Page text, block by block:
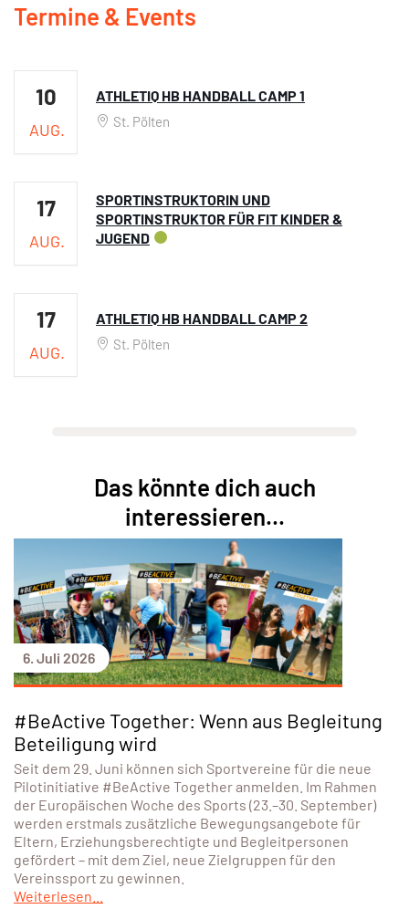
Termine & Events
10
AUG.
ATHLETIQ HB HANDBALL CAMP 1
St. Pölten
17
AUG.
SPORTINSTRUKTORIN UND
SPORTINSTRUKTOR FÜR FIT KINDER &
JUGEND
17
AUG.
ATHLETIQ HB HANDBALL CAMP 2
St. Pölten
Das könnte dich auch
interessieren...
6. Juli 2026
#BeActive Together: Wenn aus Begleitung
Beteiligung wird
Seit dem 29. Juni können sich Sportvereine für die neue
Pilotinitiative #BeActive Together anmelden. Im Rahmen
der Europäischen Woche des Sports (23.–30. September)
werden erstmals zusätzliche Bewegungsangebote für
Eltern, Erziehungsberechtigte und Begleitpersonen
gefördert – mit dem Ziel, neue Zielgruppen für den
Vereinssport zu gewinnen.
Weiterlesen...